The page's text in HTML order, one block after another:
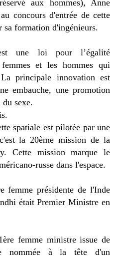
aux hommes), Anne
concours d'entrée de cette
formation d'ingénieurs.
une loi pour l’égalité
et les hommes qui
principale innovation est
embauche, une promotion
sexe.
spatiale est pilotée par une
la 20ème mission de la
Cette mission marque le
russe dans l'espace.
femme présidente de l'Inde
était Premier Ministre en
femme ministre issue de
nommée à la tête d'un